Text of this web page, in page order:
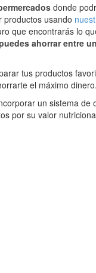
donde
productos usando
que encontrarás lo
ahorrar entre
tus productos
el máximo dinero.
un sistema de
por su valor